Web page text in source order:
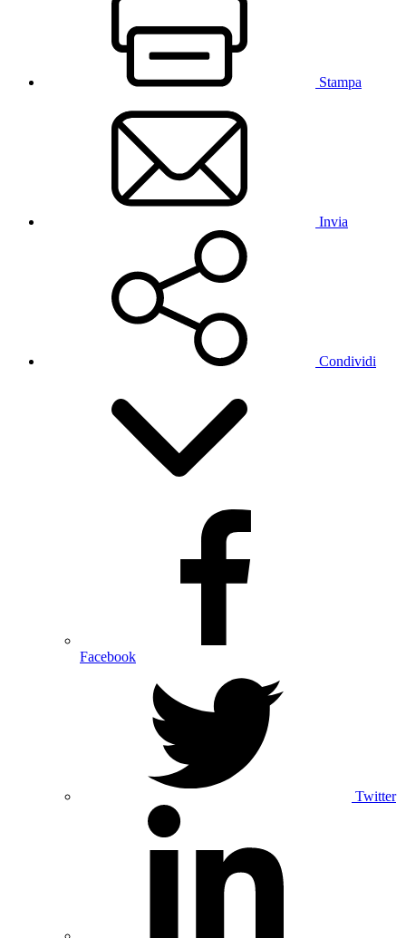
Stampa
Invia
Condividi
Facebook
Twitter